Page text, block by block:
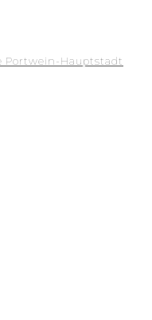
Portwein-Hauptstadt